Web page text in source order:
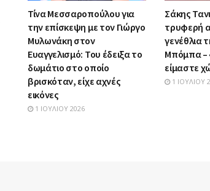
Τίνα Μεσσαροπούλου για
την επίσκεψη με τον Γιώργο
Μυλωνάκη στον
Ευαγγελισμό: Του έδειξα το
δωμάτιο στο οποίο
βρισκόταν, είχε αχνές
εικόνες
1 ΙΟΥΛΊΟΥ 2026
Σάκης
τρυφερή
γενέθλια
Μπόμπα –
είμαστε
1 ΙΟΥΛΊΟΥ